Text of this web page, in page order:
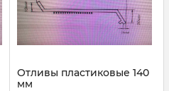
Отливы пластиковые 140
мм